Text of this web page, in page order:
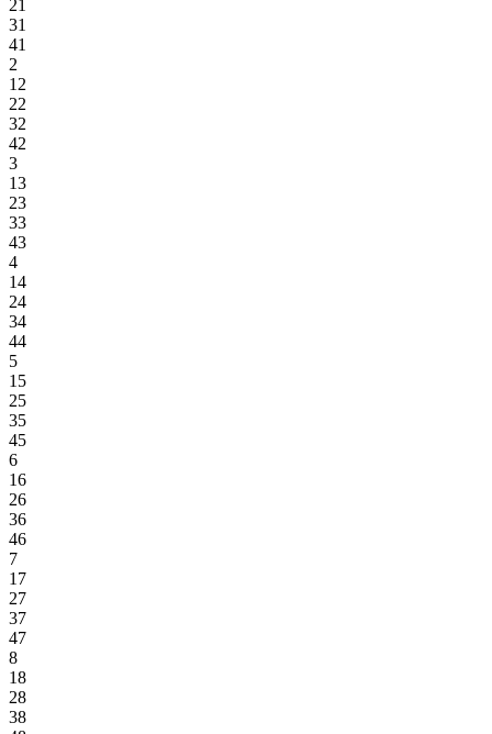
21
31
41
2
12
22
32
42
3
13
23
33
43
4
14
24
34
44
5
15
25
35
45
6
16
26
36
46
7
17
27
37
47
8
18
28
38